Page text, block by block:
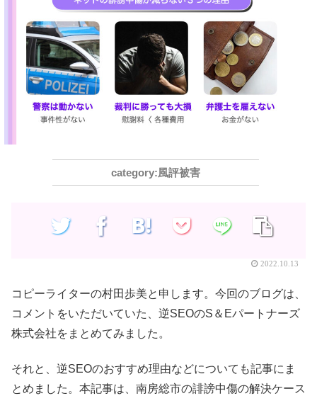
風評被害
2022.10.13
コピーライターの村田歩美と申します。今回のブログは、
コメントをいただいていた、逆SEOのS＆Eパートナーズ
株式会社をまとめてみました。
それと、逆SEOのおすすめ理由などについても記事にま
とめました。本記事は、南房総市の誹謗中傷の解決ケース